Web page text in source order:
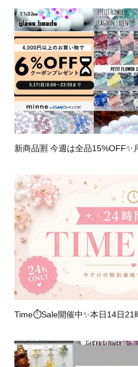
新商品🈹 今週は全品15%OFF✨
Time⏱Sale開催中✨️本日14日21